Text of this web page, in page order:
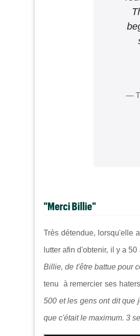
—
"Merci Billie"
Très détendue, lorsqu'elle
lutter afin d'obtenir, il y a
Billie, de t'être battue pour
tenu à remercier ses
500 et les gens ont dit que
que c'était le maximum. 3